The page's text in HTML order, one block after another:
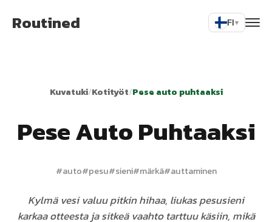
Routined FI▾
Kuvatuki/Kotityöt/Pese auto puhtaaksi
Pese Auto Puhtaaksi
#auto#pesu#sieni#märkä#auttaminen
Kylmä vesi valuu pitkin hihaa, liukas pesusieni
karkaa otteesta ja sitkeä vaahto tarttuu käsiin, mikä